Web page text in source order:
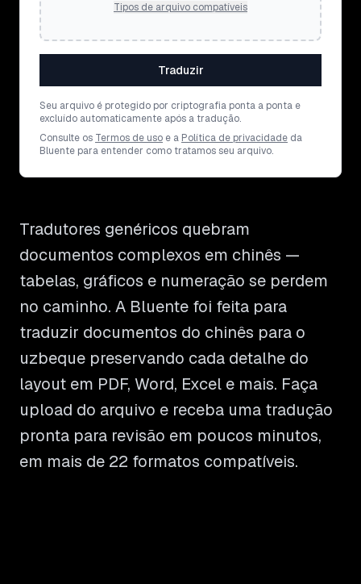
Tipos de arquivo compatíveis
Traduzir
Seu arquivo é protegido por criptografia ponta a ponta e
excluído automaticamente após a tradução.
Consulte os Termos de uso e a Política de privacidade da
Bluente para entender como tratamos seu arquivo.
Tradutores genéricos quebram
documentos complexos em chinês —
tabelas, gráficos e numeração se perdem
no caminho. A Bluente foi feita para
traduzir documentos do chinês para o
uzbeque preservando cada detalhe do
layout em PDF, Word, Excel e mais. Faça
upload do arquivo e receba uma tradução
pronta para revisão em poucos minutos,
em mais de 22 formatos compatíveis.